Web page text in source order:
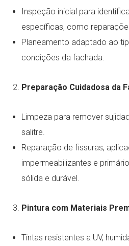
Inspeção inicial para
específicas, como
Planeamento adaptado ao
condições da fachada.
Preparação Cuidadosa da
Limpeza para remover
salitre.
Reparação de fissuras,
impermeabilizantes e
sólida e durável.
Pintura com Materiais
Tintas resistentes a UV,